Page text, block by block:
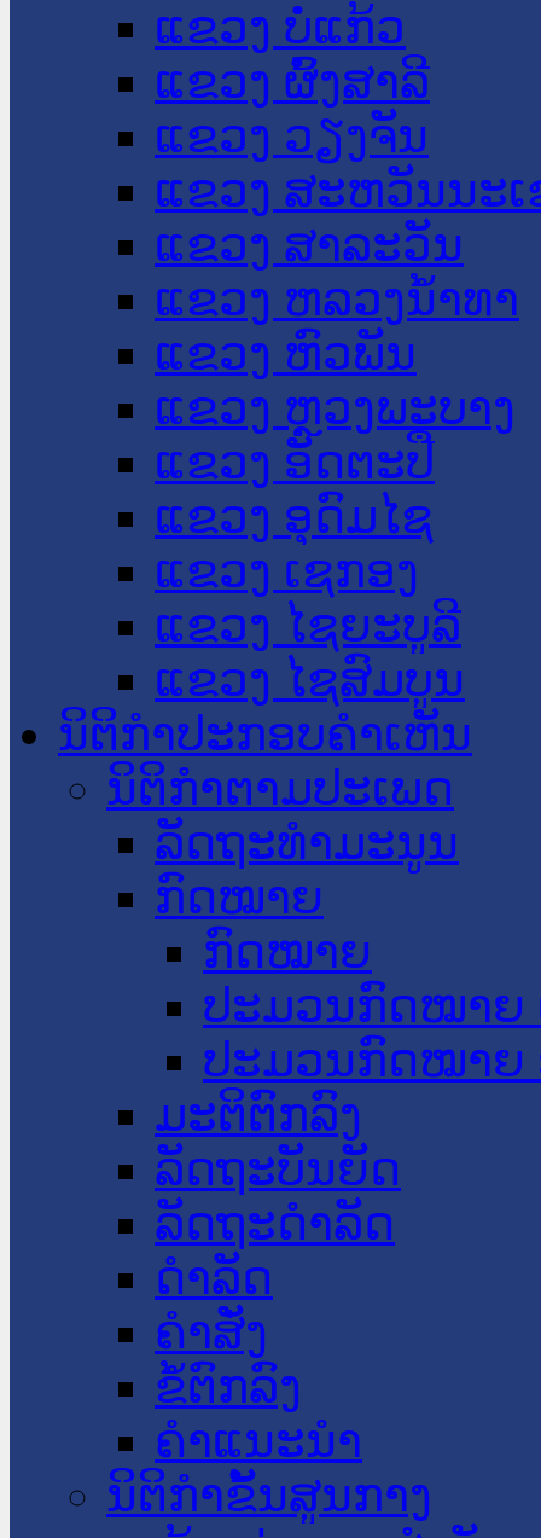
ແຂວງ ບໍ່ແກ້ວ
ແຂວງ ຜົ້ງສາລີ
ແຂວງ ວຽງຈັນ
ແຂວງ ສະຫວັນນະ
ແຂວງ ສາລະວັນ
ແຂວງ ຫລວງນໍ້າທາ
ແຂວງ ຫົວພັນ
ແຂວງ ຫຼວງພະບາງ
ແຂວງ ອັດຕະປື
ແຂວງ ອຸດົມໄຊ
ແຂວງ ເຊກອງ
ແຂວງ ໄຊຍະບູລີ
ແຂວງ ໄຊສົມບູນ
ນິຕິກໍາປະກອບຄໍາເຫັນ
ນິຕິກໍາຕາມປະເພດ
ລັດຖະທໍາມະນູນ
ກົດໝາຍ
ກົດໝາຍ
ປະມວນກົດໝາຍ
ປະມວນກົດໝາຍ
ມະຕິຕົກລົງ
ລັດຖະບັນຍັດ
ລັດຖະດໍາລັດ
ດໍາລັດ
ຄໍາສັ່ງ
ຂໍ້ຕົກລົງ
ຄໍາແນະນໍາ
ນິຕິກຳຂັ້ນສູນກາງ